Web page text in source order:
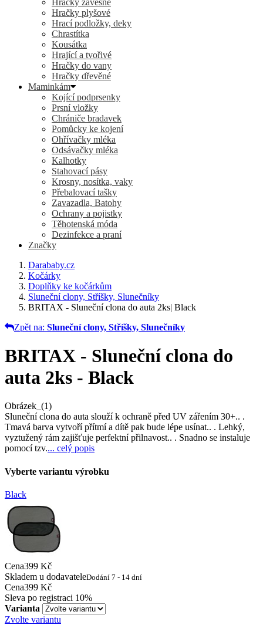
Hračky plyšové
Hrací podložky, deky
Chrastítka
Kousátka
Hrající a tvořivé
Hračky do vany
Hračky dřevěné
Maminkám
Kojící podprsenky
Prsní vložky
Chrániče bradavek
Pomůcky ke kojení
Ohřívačky mléka
Odsávačky mléka
Kalhotky
Stahovací pásy
Krosny, nosítka, vaky
Přebalovací tašky
Zavazadla, Batohy
Ochrany a pojistky
Těhotenská móda
Dezinfekce a praní
Značky
Darababy.cz
Kočárky
Doplňky ke kočárkům
Sluneční clony, Stříšky, Slunečníky
BRITAX - Sluneční clona do auta 2ks| Black
Zpět na: Sluneční clony, Stříšky, Slunečníky
BRITAX - Sluneční clona do
auta 2ks - Black
Obrázek_(1)
Sluneční clona do auta slouží k ochraně před UV zářením 30+.. .
Tmavá barva vytvoří přítmí a dítě pak bude lépe usínat.. . Lehký,
vyztužený rám zajišťuje perfektní přilnavost.. . Snadno se instaluje
pomocí tzv.... celý popis
Vyberte variantu výrobku
Black
Cena399 Kč
Skladem u dodavateleDodání 7 - 14 dní
Cena399 Kč
Sleva po registraci 10%
Varianta
Zvolte variantu